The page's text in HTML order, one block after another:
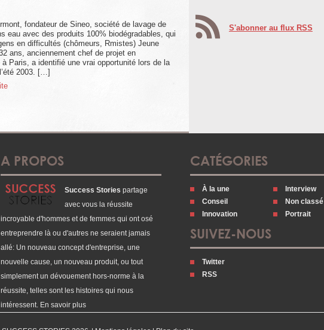
fondateur de Sineo, société de lavage de
eau avec des produits 100% biodégradables, qui
en difficultés (chômeurs, Rmistes) Jeune
ans, anciennement chef de projet en
à Paris, a identifié une vrai opportunité lors de la
2003. […]
S'abonner au flux RSS
A PROPOS
Success Stories partage
avec vous la réussite
incroyable d'hommes et de femmes qui ont osé
entreprendre là ou d'autres ne seraient jamais
allé: Un nouveau concept d'entreprise, une
nouvelle cause, un nouveau produit, ou tout
simplement un dévouement hors-norme à la
réussite, telles sont les histoires qui nous
intéressent. En savoir plus
CATÉGORIES
À la une
Conseil
Innovation
Interview
Non classé
Portrait
SUIVEZ-NOUS
Twitter
RSS